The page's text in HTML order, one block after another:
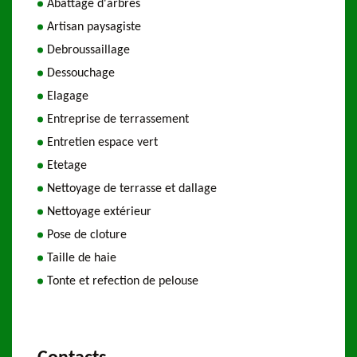
Abattage d'arbres
Artisan paysagiste
Debroussaillage
Dessouchage
Elagage
Entreprise de terrassement
Entretien espace vert
Etetage
Nettoyage de terrasse et dallage
Nettoyage extérieur
Pose de cloture
Taille de haie
Tonte et refection de pelouse